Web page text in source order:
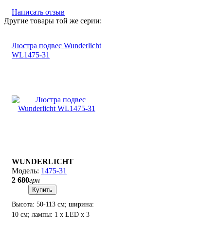
Написать отзыв
Другие товары той же серии:
Люстра подвес Wunderlicht
WL1475-31
WUNDERLICHT
1475-31
2 680грн
Купить
Высота: 50-113 см; ширина:
10 см; лампы: 1 х LED х 3